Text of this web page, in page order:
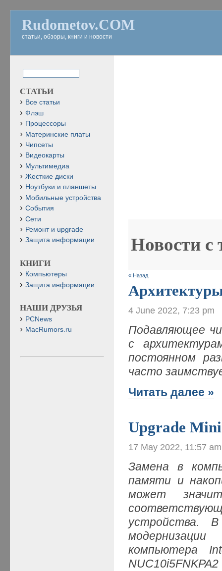
Rudometov.COM
статьи, обзоры, книги и новости
Новости с
« Назад
4 June 2022, 7:23 pm
Подавляющее
с
постоянном
часто
Читать далее »
Upgrade
17 May 2022, 11:57 am
Замена в
памяти и
может
устройства.
компьютера
NUC10i5FNKPA2
СТАТЬИ
Все статьи
Флэш
Процессоры
Материнские платы
Чипсеты
Видеокарты
Мультимедиа
Жесткие диски
Ноутбуки и планшеты
Мобильные устройства
События
Сети
Ремонт и upgrade
Защита информации
КНИГИ
Компьютеры
Защита информации
НАШИ ДРУЗЬЯ
PCNews
MacRumors.ru